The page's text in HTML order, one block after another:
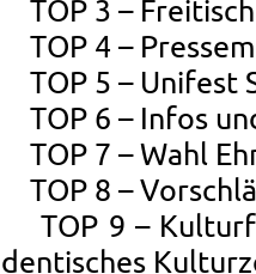
TOP 3 –
TOP 4 –
TOP 5 – Uni­fest
TOP 6 – Infos
TOP 7 – Wahl
TOP 8 –
TOP 9 –
den­ti­sches